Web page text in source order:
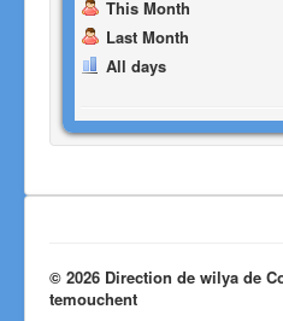
This Month
Last Month
All days
© 2026 Direction de wilya de
temouchent